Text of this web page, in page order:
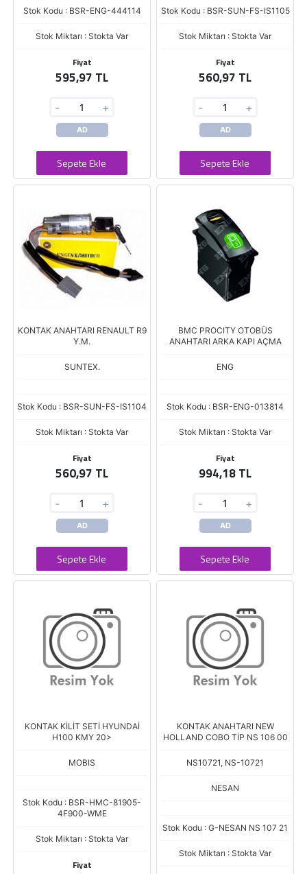
Stok Kodu : BSR-ENG-444114
Stok Miktarı : Stokta Var
Fiyat
595,97 TL
- +
AD
Sepete Ekle
Stok Kodu : BSR-SUN-FS-IS1105
Stok Miktarı : Stokta Var
Fiyat
560,97 TL
- +
AD
Sepete Ekle
KONTAK ANAHTARI RENAULT R9
Y.M.
SUNTEX.
Stok Kodu : BSR-SUN-FS-IS1104
Stok Miktarı : Stokta Var
Fiyat
560,97 TL
- +
AD
Sepete Ekle
BMC PROCITY OTOBÜS
ANAHTARI ARKA KAPI AÇMA
ENG
Stok Kodu : BSR-ENG-013814
Stok Miktarı : Stokta Var
Fiyat
994,18 TL
- +
AD
Sepete Ekle
KONTAK KİLİT SETİ HYUNDAİ
H100 KMY 20>
MOBIS
Stok Kodu : BSR-HMC-81905-
4F900-WME
Stok Miktarı : Stokta Var
Fiyat
KONTAK ANAHTARI NEW
HOLLAND COBO TİP NS 106 00
NS10721, NS-10721
NESAN
Stok Kodu : G-NESAN NS 107 21
Stok Miktarı : Stokta Var